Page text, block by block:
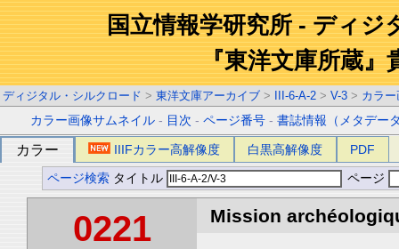
国立情報学研究所 - ディジ
『東洋文庫所蔵』
ディジタル・シルクロード > 東洋文庫アーカイブ > III-6-A-2 > V-3 > カラ
カラー画像サムネイル - 目次 -ページ番号 -書誌情報（メタデー
カラー IIIFカラー高解像度 白黒高解像度 PDF
ページ検索 タイトル ページ
0221 Mission